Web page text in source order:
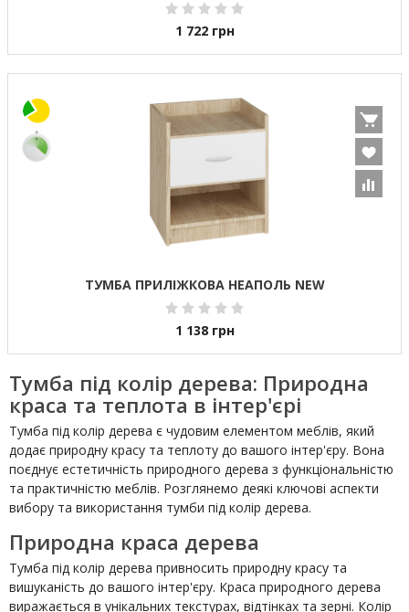
1 722 грн
ТУМБА ПРИЛІЖКОВА НЕАПОЛЬ NEW
1 138 грн
Тумба під колір дерева: Природна
краса та теплота в інтер'єрі
Тумба під колір дерева є чудовим елементом меблів, який
додає природну красу та теплоту до вашого інтер'єру. Вона
поєднує естетичність природного дерева з функціональністю
та практичністю меблів. Розглянемо деякі ключові аспекти
вибору та використання тумби під колір дерева.
Природна краса дерева
Тумба під колір дерева привносить природну красу та
вишуканість до вашого інтер'єру. Краса природного дерева
виражається в унікальних текстурах, відтінках та зерні. Колір